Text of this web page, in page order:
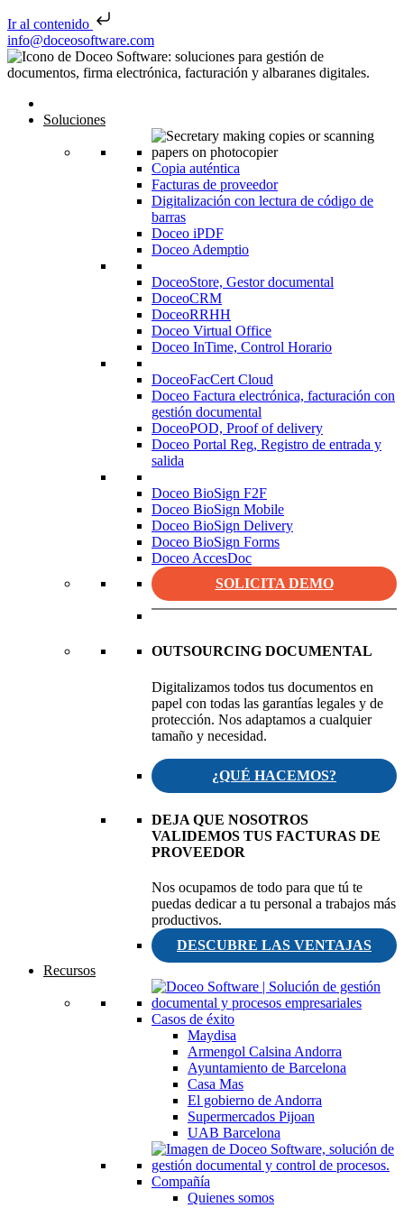
Ir al contenido
Saltar al contenido
info@doceosoftware.com
Soluciones
Copia auténtica
Facturas de proveedor
Digitalización con lectura de código de
barras
Doceo iPDF
Doceo Ademptio
DoceoStore, Gestor documental
DoceoCRM
DoceoRRHH
Doceo Virtual Office
Doceo InTime, Control Horario
DoceoFacCert Cloud
Doceo Factura electrónica, facturación con
gestión documental
DoceoPOD, Proof of delivery
Doceo Portal Reg, Registro de entrada y
salida
Doceo BioSign F2F
Doceo BioSign Mobile
Doceo BioSign Delivery
Doceo BioSign Forms
Doceo AccesDoc
SOLICITA DEMO
OUTSOURCING DOCUMENTAL
Digitalizamos todos tus documentos en
papel con todas las garantías legales y de
protección. Nos adaptamos a cualquier
tamaño y necesidad.
¿QUÉ HACEMOS?
DEJA QUE NOSOTROS
VALIDEMOS TUS FACTURAS DE
PROVEEDOR
Nos ocupamos de todo para que tú te
puedas dedicar a tu personal a trabajos más
productivos.
DESCUBRE LAS VENTAJAS
Recursos
Casos de éxito
Maydisa
Armengol Calsina Andorra
Ayuntamiento de Barcelona
Casa Mas
El gobierno de Andorra
Supermercados Pijoan
UAB Barcelona
Compañía
Quienes somos